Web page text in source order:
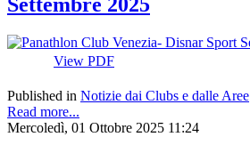
Settembre 2025
View PDF
Published in Notizie dai Clubs e dalle Aree
Read more...
Mercoledì, 01 Ottobre 2025 11:24